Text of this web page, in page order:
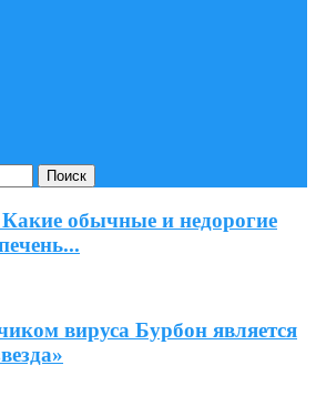
Поиск
обычные и недорогие
вируса Бурбон является